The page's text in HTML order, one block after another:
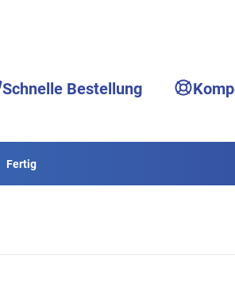
Schnelle Bestellung
Fertig